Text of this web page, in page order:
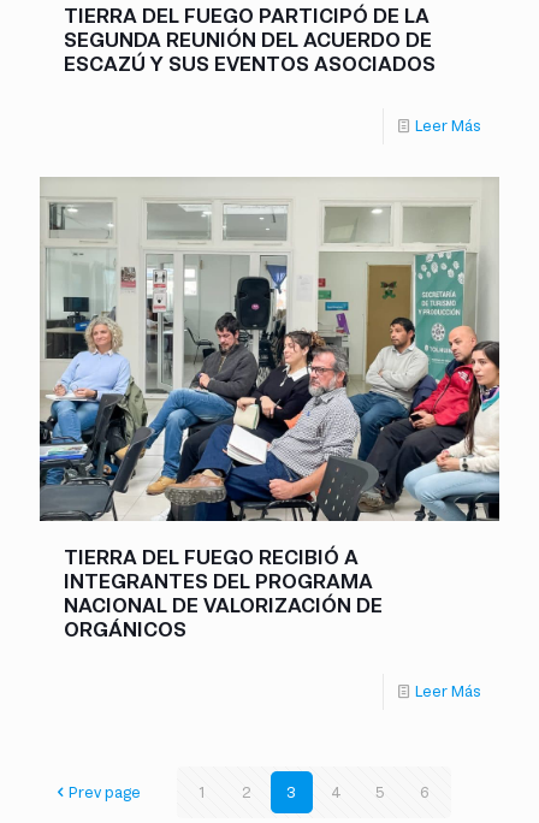
TIERRA DEL FUEGO PARTICIPÓ DE LA
SEGUNDA REUNIÓN DEL ACUERDO DE
ESCAZÚ Y SUS EVENTOS ASOCIADOS
Leer Más
TIERRA DEL FUEGO RECIBIÓ A
INTEGRANTES DEL PROGRAMA
NACIONAL DE VALORIZACIÓN DE
ORGÁNICOS
Leer Más
Prev page 1 2 3 4 5 6